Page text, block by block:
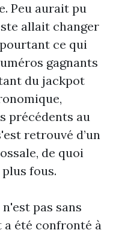
Peu aurait pu
allait changer
ce qui
gagnants
du jackpot
précédents au
retrouvé d’un
de quoi
fous.
pas sans
a été confronté à